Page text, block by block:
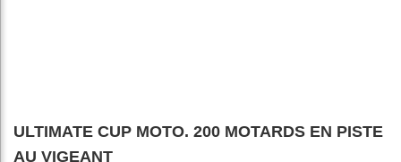
ULTIMATE CUP MOTO. 200 MOTARDS EN PISTE
AU VIGEANT